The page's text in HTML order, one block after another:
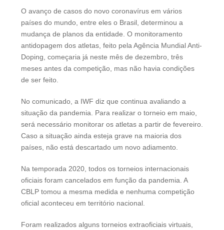
O avanço de casos do novo coronavírus em vários
países do mundo, entre eles o Brasil, determinou a
mudança de planos da entidade. O monitoramento
antidopagem dos atletas, feito pela Agência Mundial Anti-
Doping, começaria já neste mês de dezembro, três
meses antes da competição, mas não havia condições
de ser feito.
No comunicado, a IWF diz que continua avaliando a
situação da pandemia. Para realizar o torneio em maio,
será necessário monitorar os atletas a partir de fevereiro.
Caso a situação ainda esteja grave na maioria dos
países, não está descartado um novo adiamento.
Na temporada 2020, todos os torneios internacionais
oficiais foram cancelados em função da pandemia. A
CBLP tomou a mesma medida e nenhuma competição
oficial aconteceu em território nacional.
Foram realizados alguns torneios extraoficiais virtuais,